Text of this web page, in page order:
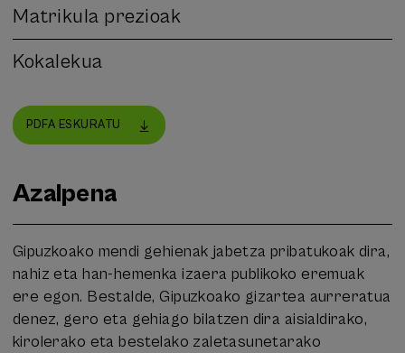
Matrikula prezioak
Kokalekua
PDFA ESKURATU
Azalpena
Gipuzkoako mendi gehienak jabetza pribatukoak dira,
nahiz eta han-hemenka izaera publikoko eremuak
ere egon. Bestalde, Gipuzkoako gizartea aurreratua
denez, gero eta gehiago bilatzen dira aisialdirako,
kirolerako eta bestelako zaletasunetarako